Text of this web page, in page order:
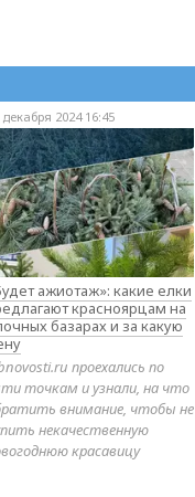
декабря 2024 16:45
ажиотаж»: какие елки
красноярцам на
базарах и за какую
проехались по
точкам и узнали, на что
внимание, чтобы не
некачественную
красавицу